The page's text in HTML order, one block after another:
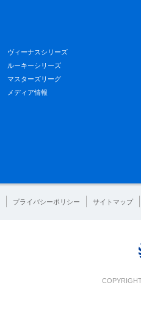
ヴィーナスシリーズ
ルーキーシリーズ
マスターズリーグ
メディア情報
プライバシーポリシー サイトマップ